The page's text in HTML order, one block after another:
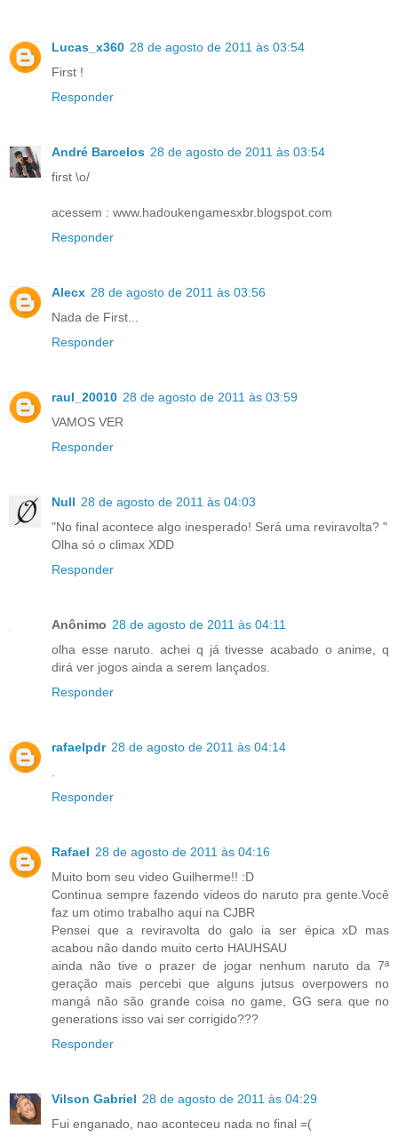
Lucas_x360 28 de agosto de 2011 às 03:54
First !
Responder
André Barcelos 28 de agosto de 2011 às 03:54
first \o/
acessem : www.hadoukengamesxbr.blogspot.com
Responder
Alecx 28 de agosto de 2011 às 03:56
Nada de First...
Responder
raul_20010 28 de agosto de 2011 às 03:59
VAMOS VER
Responder
Null 28 de agosto de 2011 às 04:03
"No final acontece algo inesperado! Será uma reviravolta? "
Olha só o climax XDD
Responder
Anônimo 28 de agosto de 2011 às 04:11
olha esse naruto. achei q já tivesse acabado o anime, q
dirá ver jogos ainda a serem lançados.
Responder
rafaelpdr 28 de agosto de 2011 às 04:14
Responder
Rafael 28 de agosto de 2011 às 04:16
Muito bom seu video Guilherme!! :D
Continua sempre fazendo videos do naruto pra gente.Você
faz um otimo trabalho aqui na CJBR
Pensei que a reviravolta do galo ia ser épica xD mas
acabou não dando muito certo HAUHSAU
ainda não tive o prazer de jogar nenhum naruto da 7ª
geração mais percebi que alguns jutsus overpowers no
mangá não são grande coisa no game, GG sera que no
generations isso vai ser corrigido???
Responder
Vilson Gabriel 28 de agosto de 2011 às 04:29
Fui enganado, nao aconteceu nada no final =(